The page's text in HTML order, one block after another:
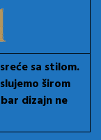
sa stilom.
širom
dizajn ne